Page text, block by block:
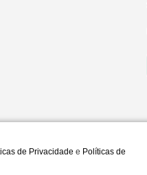
Itapema, SC
de Privacidade e Políticas de